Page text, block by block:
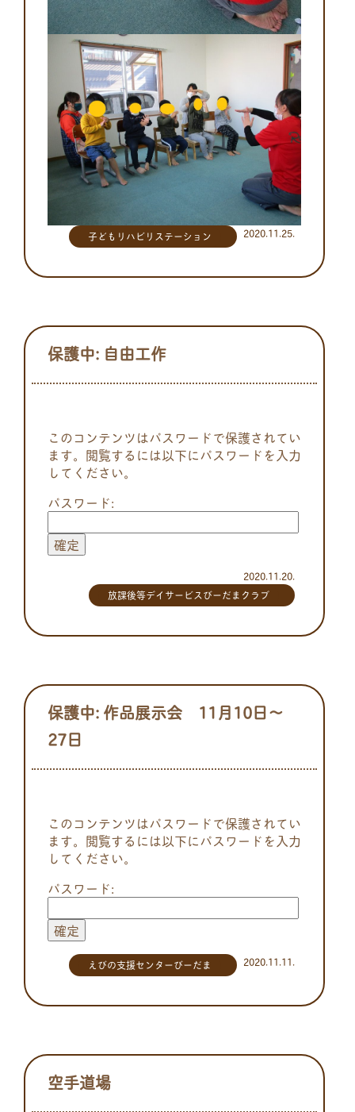
2020.11.25.
子どもリハビリステーション
保護中: 自由工作
このコンテンツはパスワードで保護されてい
ます。閲覧するには以下にパスワードを入力
してください。
パスワード:
2020.11.20.
放課後等デイサービスびーだまクラブ
保護中: 作品展示会 11月10日～
27日
このコンテンツはパスワードで保護されてい
ます。閲覧するには以下にパスワードを入力
してください。
パスワード:
2020.11.11.
えびの支援センターびーだま
空手道場